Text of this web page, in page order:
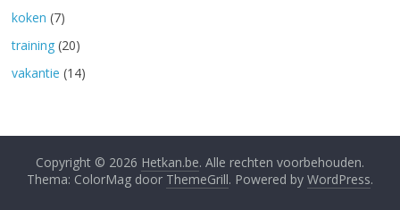
koken (7)
training (20)
vakantie (14)
Copyright © 2026 Hetkan.be. Alle rechten voorbehouden.
Thema: ColorMag door ThemeGrill. Powered by WordPress.